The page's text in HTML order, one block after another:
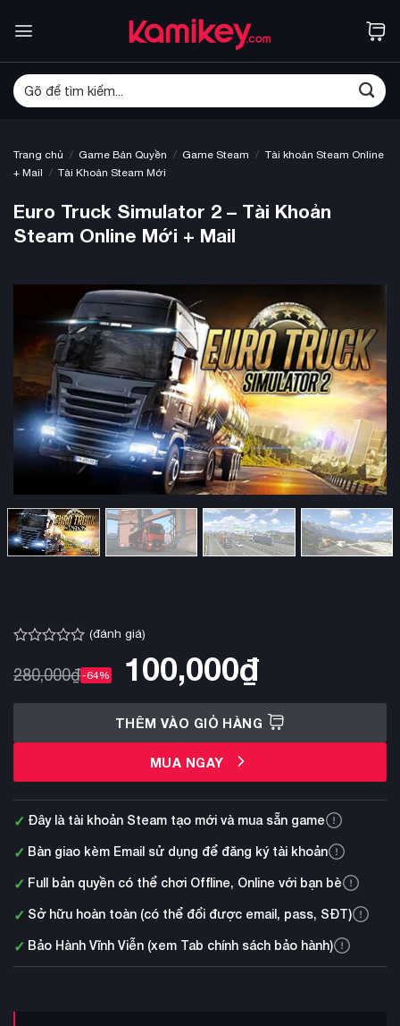
qua
dung
Tìm
kiếm:
Trang chủ / Game Bản Quyền / Game Steam / Tài khoản Steam Online
+ Mail / Tài Khoản Steam Mới
Euro Truck Simulator 2 – Tài Khoản
Steam Online Mới + Mail
xếp
hạng
0.0
(đánh giá)
280,000₫-64% 100,000₫
THÊM VÀO GIỎ HÀNG
MUA NGAY
✓ Đây là tài khoản Steam tạo mới và mua sẵn game
✓ Bàn giao kèm Email sử dụng để đăng ký tài khoản
✓ Full bản quyền có thể chơi Offline, Online với bạn bè
✓ Sở hữu hoàn toàn (có thể đổi được email, pass, SĐT)
✓ Bảo Hành Vĩnh Viễn (xem Tab chính sách bảo hành)